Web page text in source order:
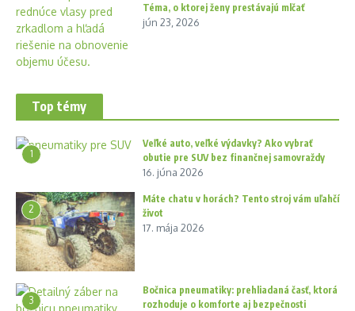
Téma, o ktorej ženy prestávajú mlčať
jún 23, 2026
Top témy
1
Veľké auto, veľké výdavky? Ako vybrať
obutie pre SUV bez finančnej samovraždy
16. júna 2026
2
Máte chatu v horách? Tento stroj vám uľahčí
život
17. mája 2026
3
Bočnica pneumatiky: prehliadaná časť, ktorá
rozhoduje o komforte aj bezpečnosti